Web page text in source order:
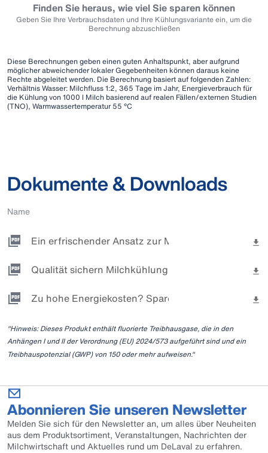
Finden Sie heraus, wie viel Sie sparen können
Geben Sie Ihre Verbrauchsdaten und Ihre Kühlungsvariante ein, um die
Berechnung abzuschließen
Diese Berechnungen geben einen guten Anhaltspunkt, aber aufgrund
möglicher abweichender lokaler Gegebenheiten können daraus keine
Rechte abgeleitet werden. Die Berechnung basiert auf folgenden Zahlen:
Verhältnis Wasser: Milchfluss 1:2, 365 Tage im Jahr, Energieverbrauch für
die Kühlung von 1000 l Milch basierend auf realen Fällen/externen Studien
(TNO), Warmwassertemperatur 55 °C
Dokumente & Downloads
Name
Ein erfrischender Ansatz zur Milchkühlung.pdf
Qualität sichern Milchkühlung für automatische
Zu hohe Energiekosten? Sparen fängt mit der
"Hinweis: Dieses Produkt enthält fluorierte Treibhausgase, die in den
Anhängen I und II der Verordnung (EU) 2024/573 aufgeführt sind und ein
Treibhauspotenzial (GWP) von 150 oder mehr aufweisen."
Abonnieren Sie unseren Newsletter
Melden Sie sich für den Newsletter an, um alles über Neuheiten
aus dem Produktsortiment, Veranstaltungen, Nachrichten der
Milchwirtschaft und Aktuelles rund um DeLaval zu erfahren.